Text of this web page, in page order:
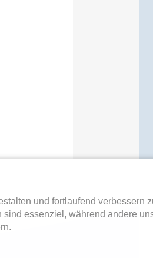
und fortlaufend verbessern
essenziel, während andere